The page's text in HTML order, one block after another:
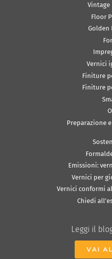
Vintage
Floor
Golden
Vernici
Finiture
Finiture
Preparazione
Emissioni:
Vernici per
Vernici conformi
Chiedi
Leggi il
VAI